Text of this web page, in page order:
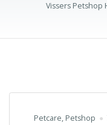
Vissers Petshop
Petcare, Petshop